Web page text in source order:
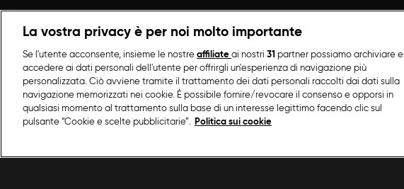
La vostra privacy è per noi molto importante
Se l'utente acconsente, insieme le nostre affiliate ai nostri 31 partner possiamo archiviare e
accedere ai dati personali dell'utente per offrirgli un'esperienza di navigazione più
personalizzata. Ciò avviene tramite il trattamento dei dati personali raccolti dai dati sulla
navigazione memorizzati nei cookie. È possibile fornire/revocare il consenso e opporsi in
qualsiasi momento al trattamento sulla base di un interesse legittimo facendo clic sul
pulsante “Cookie e scelte pubblicitarie”.
Politica sui cookie